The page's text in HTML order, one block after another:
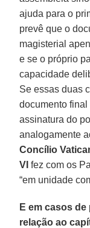
ajuda para o
prevê que o
magisterial
e se o próprio
capacidade
Se essas duas
documento
assinatura do
analogamente
Concílio
VI fez com os
“em unidade
E em casos
relação ao